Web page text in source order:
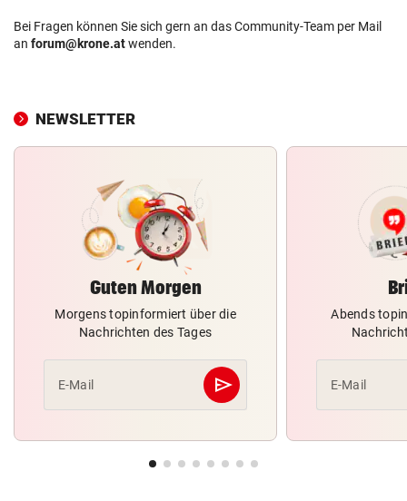
Bei Fragen können Sie sich gern an das Community-Team per Mail
an forum@krone.atwenden.
NEWSLETTER
Guten Morgen
Morgens topinformiert über die
Nachrichten des Tages
E-Mail send
Abschicken
Abends
E-Mail